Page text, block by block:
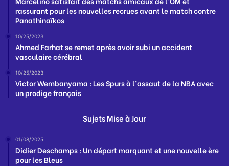
rassurant pour les nouvelles recrues avant le match contre
Panathinaïkos
10/25/2023
Ahmed Farhat se remet après avoir subi un accident
vasculaire cérébral
10/25/2023
Victor Wembanyama : Les Spurs à l’assaut de la NBA avec
un prodige français
Sujets Mise à Jour
01/08/2025
Didier Deschamps : Un départ marquant et une nouvelle ère
pour les Bleus